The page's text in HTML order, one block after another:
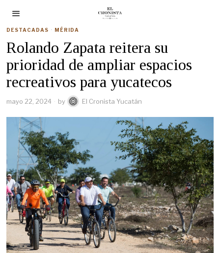
DESTACADAS · MÉRIDA
Rolando Zapata reitera su
prioridad de ampliar espacios
recreativos para yucatecos
mayo 22, 2024 by El Cronista Yucatán